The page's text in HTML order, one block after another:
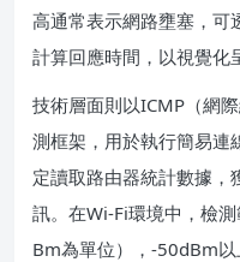
高通常表示網路壅塞，可
計算回應時間，以視覺化
技術層面則以ICMP（網
測框架，用於執行簡易連
定讀取路由器統計數據，
訊。在Wi-Fi環境中，檢
Bm為單位），-50dBm